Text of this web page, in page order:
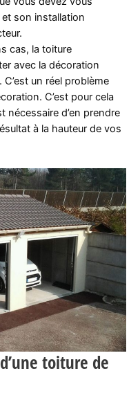
son installation
cas, la toiture
avec la décoration
un réel problème
C’est pour cela
nécessaire d’en prendre
à la hauteur de vos
toiture de